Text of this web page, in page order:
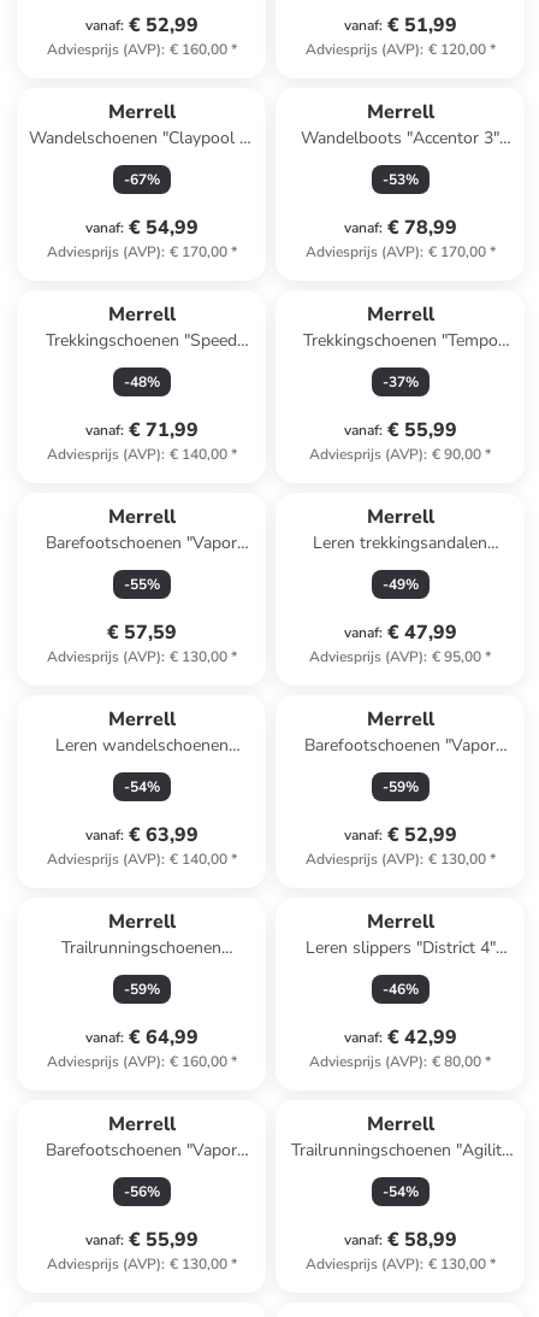
vanaf: € 52,99
Adviesprijs (AVP): € 160,00*
vanaf: € 51,99
Adviesprijs (AVP): € 120,00*
Merrell
Wandelschoenen "Claypool 2"
zwart/paars
-67%
vanaf: € 54,99
Adviesprijs (AVP): € 170,00*
Merrell
Wandelboots "Accentor 3"
zwart
-53%
vanaf: € 78,99
Adviesprijs (AVP): € 170,00*
Merrell
Trekkingschoenen "Speed
Strike 2 Mid GTX" lichtblauw
-48%
vanaf: € 71,99
Adviesprijs (AVP): € 140,00*
Merrell
Trekkingschoenen "Tempo
EXP" zwart
-37%
vanaf: € 55,99
Adviesprijs (AVP): € 90,00*
Merrell
Barefootschoenen "Vapor
Glove 6 Boa" zwart
-55%
€ 57,59
Adviesprijs (AVP): € 130,00*
Merrell
Leren trekkingsandalen
"Sandspur 2" zwart
-49%
vanaf: € 47,99
Adviesprijs (AVP): € 95,00*
Merrell
Leren wandelschoenen
''Accentor 3'' grijs
-54%
vanaf: € 63,99
Adviesprijs (AVP): € 140,00*
Merrell
Barefootschoenen "Vapor
Glove 6 Boa" wit
-59%
vanaf: € 52,99
Adviesprijs (AVP): € 130,00*
Merrell
Trailrunningschoenen
"Promorph" wit
-59%
vanaf: € 64,99
Adviesprijs (AVP): € 160,00*
Merrell
Leren slippers "District 4"
oranje
-46%
vanaf: € 42,99
Adviesprijs (AVP): € 80,00*
Merrell
Barefootschoenen "Vapor
Glove 6 Boa" wit
-56%
vanaf: € 55,99
Adviesprijs (AVP): € 130,00*
Merrell
Trailrunningschoenen "Agility
Trail" lichtblauw
-54%
vanaf: € 58,99
Adviesprijs (AVP): € 130,00*